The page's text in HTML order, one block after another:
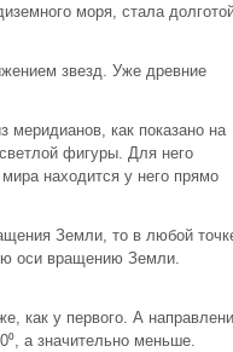
моря, стала
звезд. Уже древние
как показано на
фигуры. Для него
находится у него прямо
Земли, то в любой
оси вращению Земли.
как у первого. А
а значительно меньше.